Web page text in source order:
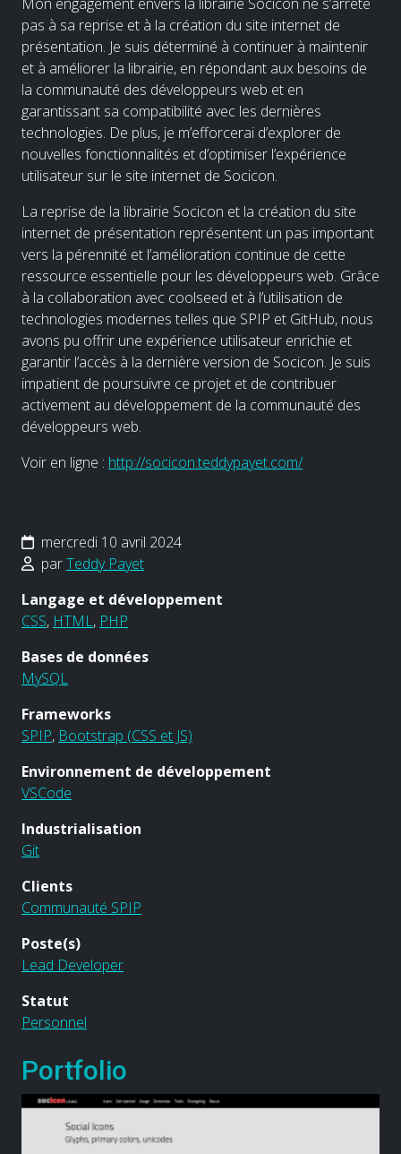
pas à sa reprise et à la création du site internet de
présentation. Je suis déterminé à continuer à maintenir
et à améliorer la librairie, en répondant aux besoins de
la communauté des développeurs web et en
garantissant sa compatibilité avec les dernières
technologies. De plus, je m’efforcerai d’explorer de
nouvelles fonctionnalités et d’optimiser l’expérience
utilisateur sur le site internet de Socicon.
La reprise de la librairie Socicon et la création du site
internet de présentation représentent un pas important
vers la pérennité et l’amélioration continue de cette
ressource essentielle pour les développeurs web. Grâce
à la collaboration avec coolseed et à l’utilisation de
technologies modernes telles que SPIP et GitHub, nous
avons pu offrir une expérience utilisateur enrichie et
garantir l’accès à la dernière version de Socicon. Je suis
impatient de poursuivre ce projet et de contribuer
activement au développement de la communauté des
développeurs web.
Voir en ligne : http://socicon.teddypayet.com/
mercredi 10 avril 2024
parTeddy Payet
Langage et développement
CSS, HTML, PHP
Bases de données
MySQL
Frameworks
SPIP, Bootstrap (CSS et JS)
Environnement de développement
VSCode
Industrialisation
Git
Clients
Communauté SPIP
Poste(s)
Lead Developer
Statut
Personnel
Portfolio